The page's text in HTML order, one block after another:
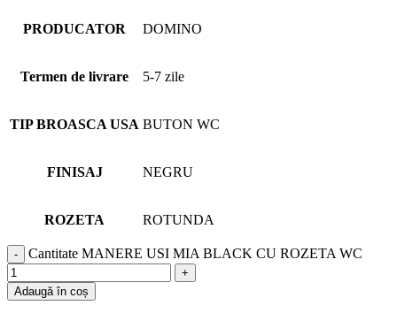
PRODUCATOR DOMINO
Termen de livrare 5-7 zile
TIP BROASCA USA BUTON WC
FINISAJ NEGRU
ROZETA ROTUNDA
Cantitate MANERE USI MIA BLACK CU ROZETA WC
Adaugă în coș